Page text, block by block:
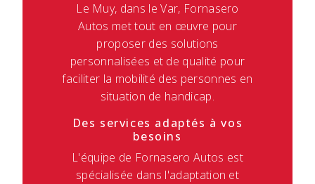
Le Muy, dans le Var, Fornasero
Autos met tout en œuvre pour
proposer des solutions
personnalisées et de qualité pour
faciliter la mobilité des personnes en
situation de handicap.
Des services adaptés à vos
besoins
L'équipe de Fornasero Autos est
spécialisée dans l'adaptation et